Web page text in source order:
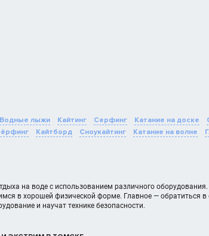
Водные лыжи Кайтинг Серфинг Катание на доске
Кайтборд Сноукайтинг Катание на волне
на воде с использованием различного
в хорошей физической форме. Главное — обратиться в
и научат технике безопасности.